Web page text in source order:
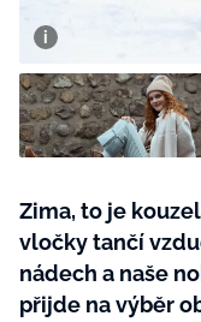
Rady a tipy
Zima, to je
vločky tančí
nádech a naše
přijde na výběr